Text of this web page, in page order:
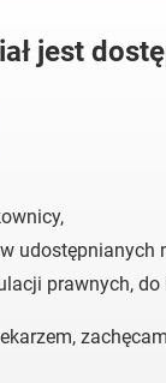
jest
prawnych,